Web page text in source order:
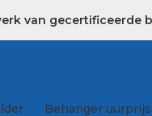
van gecertificeerde
Behanger uurprijs